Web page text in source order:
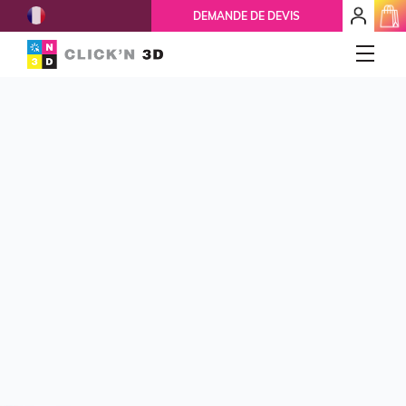
DEMANDE DE DEVIS
mon
espace
client
French